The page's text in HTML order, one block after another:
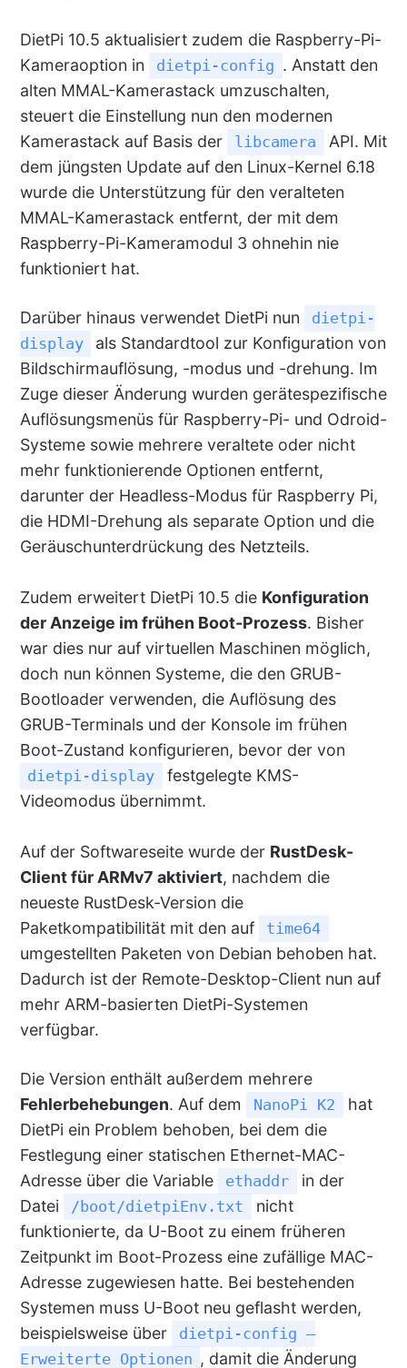
DietPi 10.5 aktualisiert zudem die Raspberry-Pi-
Kameraoption in
dietpi-config . Anstatt den
alten MMAL-Kamerastack umzuschalten,
steuert die Einstellung nun den modernen
Kamerastack auf Basis der
libcamera
API. Mit
dem jüngsten Update auf den Linux-Kernel 6.18
wurde die Unterstützung für den veralteten
MMAL-Kamerastack entfernt, der mit dem
Raspberry-Pi-Kameramodul 3 ohnehin nie
funktioniert hat.
Darüber hinaus verwendet DietPi nun
dietpi-
display
als Standardtool zur Konfiguration von
Bildschirmauflösung, -modus und -drehung. Im
Zuge dieser Änderung wurden gerätespezifische
Auflösungsmenüs für Raspberry-Pi- und Odroid-
Systeme sowie mehrere veraltete oder nicht
mehr funktionierende Optionen entfernt,
darunter der Headless-Modus für Raspberry Pi,
die HDMI-Drehung als separate Option und die
Geräuschunterdrückung des Netzteils.
Zudem erweitert DietPi 10.5 die Konfiguration
der Anzeige im frühen Boot-Prozess. Bisher
war dies nur auf virtuellen Maschinen möglich,
doch nun können Systeme, die den GRUB-
Bootloader verwenden, die Auflösung des
GRUB-Terminals und der Konsole im frühen
Boot-Zustand konfigurieren, bevor der von
dietpi-display
festgelegte KMS-
Videomodus übernimmt.
Auf der Softwareseite wurde der RustDesk-
Client für ARMv7 aktiviert, nachdem die
neueste RustDesk-Version die
Paketkompatibilität mit den auf
time64
umgestellten Paketen von Debian behoben hat.
Dadurch ist der Remote-Desktop-Client nun auf
mehr ARM-basierten DietPi-Systemen
verfügbar.
Die Version enthält außerdem mehrere
Fehlerbehebungen. Auf dem NanoPi K2
hat
DietPi ein Problem behoben, bei dem die
Festlegung einer statischen Ethernet-MAC-
Adresse über die Variable
ethaddr
in der
Datei
/boot/dietpiEnv.txt
nicht
funktionierte, da U-Boot zu einem früheren
Zeitpunkt im Boot-Prozess eine zufällige MAC-
Adresse zugewiesen hatte. Bei bestehenden
Systemen muss U-Boot neu geflasht werden,
beispielsweise über
dietpi-config –
Erweiterte Optionen , damit die Änderung